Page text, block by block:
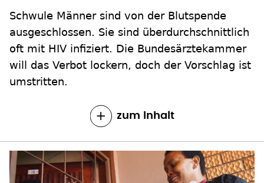
Schwule Männer sind von der Blutspende
ausgeschlossen. Sie sind überdurchschnittlich
oft mit HIV infiziert. Die Bundesärztekammer
will das Verbot lockern, doch der Vorschlag ist
umstritten.
zum Inhalt